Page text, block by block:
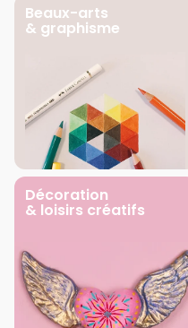
Beaux-arts
& graphisme
Décoration
& loisirs créatifs